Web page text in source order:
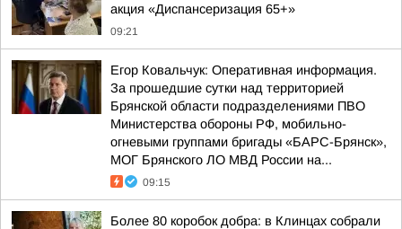
акция «Диспансеризация 65+»
09:21
Егор Ковальчук: Оперативная информация.
За прошедшие сутки над территорией
Брянской области подразделениями ПВО
Министерства обороны РФ, мобильно-
огневыми группами бригады «БАРС-Брянск»,
МОГ Брянского ЛО МВД России на...
09:15
Более 80 коробок добра: в Клинцах собрали